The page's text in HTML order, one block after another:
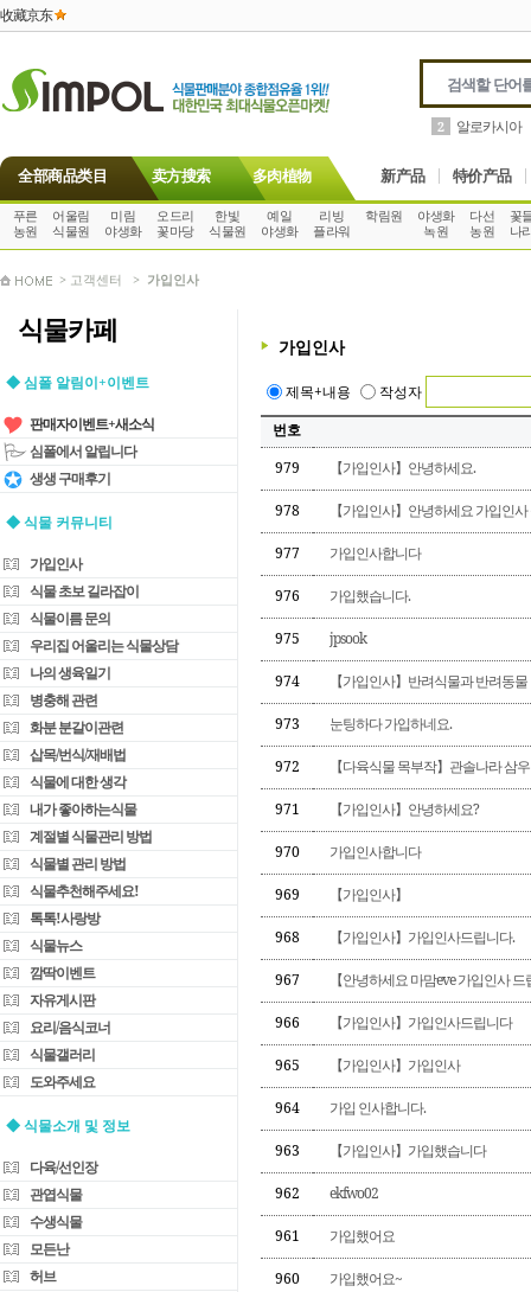
收藏京东
2 알로카시아
全部商品类目 卖方搜索 多肉植物 新产品 特价产品
푸른
농원
어울림
식물원
미림
야생화
오드리
꽃마당
한빛
식물원
예일
야생화
리빙
플라워
학림원
야생화
녹원
다선
농원
꽃
나
> 고객센터 > 가입인사
식물카페
◆ 심폴 알림이+이벤트
판매자이벤트+새소식
심폴에서 알립니다
생생 구매후기
◆ 식물 커뮤니티
가입인사
식물 초보 길라잡이
식물이름 문의
우리집 어울리는 식물상담
나의 생육일기
병충해 관련
화분 분갈이관련
삽목/번식/재배법
식물에 대한 생각
내가 좋아하는식물
계절별 식물관리 방법
식물별 관리 방법
식물추천해주세요!
톡톡!사랑방
식물뉴스
깜딱이벤트
자유게시판
요리/음식코너
식물갤러리
도와주세요
◆ 식물소개 및 정보
다육/선인장
관엽식물
수생식물
모든난
허브
가입인사
번호
979
【가입인사】안녕하세요.
978 【가입인사】안녕하세요 가입인
977 가입인사합니다
976 가입했습니다.
975 jpsook
974 【가입인사】반려식물과 반려동물
973 눈팅하다 가입하네요.
972 【다육식물 목부작】관솔나라 삼
971 【가입인사】안녕하세요?
970 가입인사합니다
969 【가입인사】
968 【가입인사】가입인사드립니다.
967 【안녕하세요 마맘eve 가입인사 드
966 【가입인사】가입인사드립니다
965 【가입인사】가입인사
964 가입 인사합니다.
963 【가입인사】가입했습니다
962 ekfwo02
961 가입했어요
960 가입했어요~
제목+내용 작성자